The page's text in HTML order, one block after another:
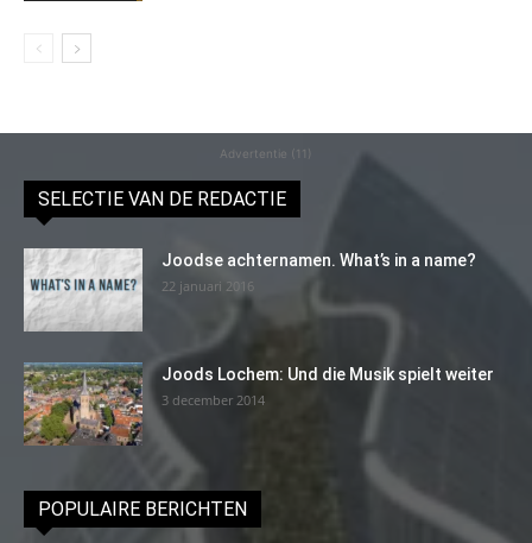
Advertentie (11)
SELECTIE VAN DE REDACTIE
Joodse achternamen. What’s in a name?
22 januari 2016
Joods Lochem: Und die Musik spielt weiter
3 december 2014
POPULAIRE BERICHTEN